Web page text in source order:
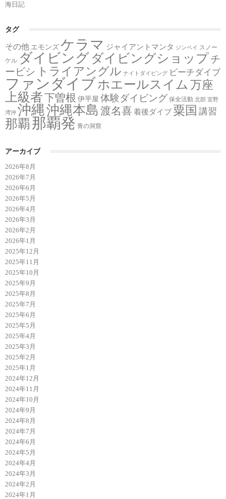
海日記
タグ
その他 エモンズ ケラマ ジャイアントマンタ ジンベイ スノー
ケル ダイビング ダイビングショップチ
ービシ トライアングル ナイトダイビング ビーチダイブ
ファンダイブホエールスイム 万座
上級者下曽根 伊平屋 体験ダイビング 保全活動 北部 宜野
湾沖 沖縄沖縄本島 渡名喜 着後ダイブ 粟国 講習
那覇 那覇発 青の洞窟
アーカイブ
2026年8月
2026年7月
2026年6月
2026年5月
2026年4月
2026年3月
2026年2月
2026年1月
2025年12月
2025年11月
2025年10月
2025年9月
2025年8月
2025年7月
2025年6月
2025年5月
2025年4月
2025年3月
2025年2月
2025年1月
2024年12月
2024年11月
2024年10月
2024年9月
2024年8月
2024年7月
2024年6月
2024年5月
2024年4月
2024年3月
2024年2月
2024年1月